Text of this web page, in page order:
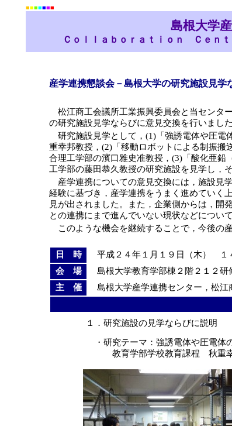
■■■■■■■
島根大学
Ｃｏｌｌａｂｏｒａｔｉｏｎ Ｃｅｎ
産学連携懇談会－島根大学の研究施設見学
松江商工会議所工業振興委員会と当センタ
の研究施設見学ならびに意見交換を行いました
研究施設見学として，(1)「強誘電体や圧電
重幸邦教授，(2)「移動ロボットによる制振搬
合理工学部の濱口雅史准教授，(3)「酸化亜鉛
工学部の藤田恭久教授の研究施設を見学し，
産学連携についての意見交換には，施設見
経験に基づき，産学連携をうまく進めていく
見が出されました。また，企業側からは，開
との連携にまで進んでいない現状などについ
このような機会を継続することで，今後の
日 時
平成２４年１月１９日（木） １
会 場
島根大学教育学部棟２階２１２研
主 催
島根大学産学連携センター，松江
１．研究施設の見学ならびに説明
・研究テーマ：強誘電体や圧電体
教育学部学校教育課程 秋重幸